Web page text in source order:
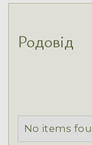
Родовід
No items